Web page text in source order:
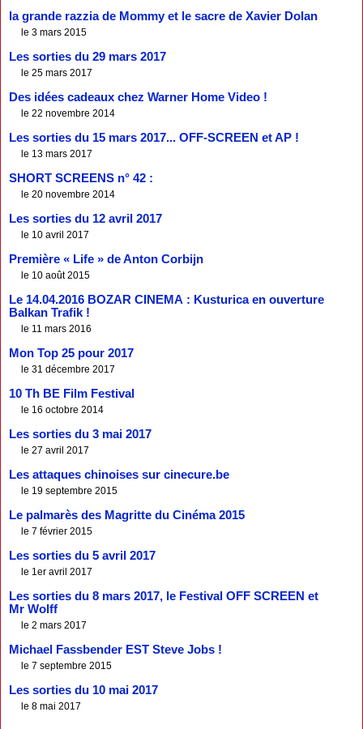
la grande razzia de Mommy et le sacre de Xavier Dolan
le 3 mars 2015
Les sorties du 29 mars 2017
le 25 mars 2017
Des idées cadeaux chez Warner Home Video !
le 22 novembre 2014
Les sorties du 15 mars 2017... OFF-SCREEN et AP !
le 13 mars 2017
SHORT SCREENS n° 42 :
le 20 novembre 2014
Les sorties du 12 avril 2017
le 10 avril 2017
Première « Life » de Anton Corbijn
le 10 août 2015
Le 14.04.2016 BOZAR CINEMA : Kusturica en ouverture
Balkan Trafik !
le 11 mars 2016
Mon Top 25 pour 2017
le 31 décembre 2017
10 Th BE Film Festival
le 16 octobre 2014
Les sorties du 3 mai 2017
le 27 avril 2017
Les attaques chinoises sur cinecure.be
le 19 septembre 2015
Le palmarès des Magritte du Cinéma 2015
le 7 février 2015
Les sorties du 5 avril 2017
le 1er avril 2017
Les sorties du 8 mars 2017, le Festival OFF SCREEN et
Mr Wolff
le 2 mars 2017
Michael Fassbender EST Steve Jobs !
le 7 septembre 2015
Les sorties du 10 mai 2017
le 8 mai 2017